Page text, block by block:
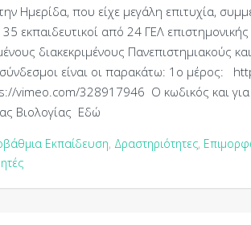
Ημερίδα, που είχε μεγάλη επιτυχία,
35 εκπαιδευτικοί από 24 ΓΕΛ
διακεκριμένους Πανεπιστημιακούς
σύνδεσμοι είναι οι παρακάτω: 1ο μέρος:
vimeo.com/328917946 Ο κωδικός και
Βιολογίας Εδώ
Εκπαίδευση, Δραστηριότητες,